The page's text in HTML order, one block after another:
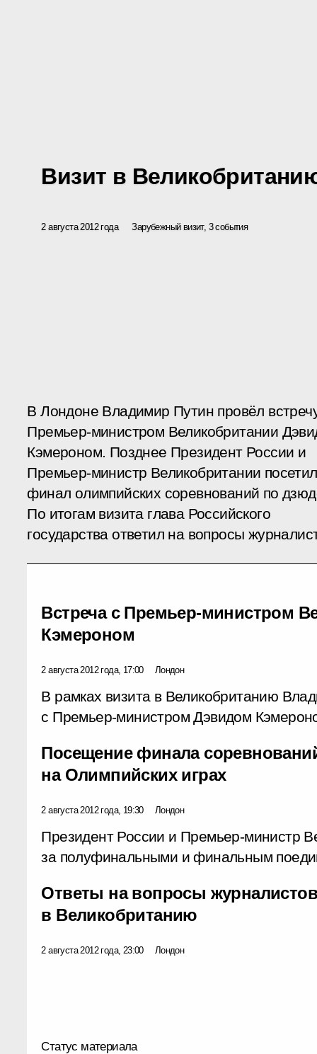
Визит в
2 августа 2012 года Зарубежный визит, 3 события
В Лондоне Владимир Путин провёл
Премьер-министром Великобритании
Кэмероном. Позднее Президент России и
Премьер-министр Великобритании
финал олимпийских соревнований по
По итогам визита глава Российского
государства ответил на вопросы
Встреча с Премьер-министром
Кэмероном
2 августа 2012 года, 17:00 Лондон
В рамках визита в Великобританию
с Премьер-министром Дэвидом
Посещение финала
на Олимпийских играх
2 августа 2012 года, 19:30 Лондон
Президент России и Премьер-министр
за полуфинальными и финальным
Ответы на вопросы
в Великобританию
2 августа 2012 года, 23:00 Лондон
Статус материала